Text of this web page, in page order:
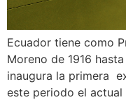
Ecuador tiene como
Moreno de 1916
inaugura la primera
este periodo el